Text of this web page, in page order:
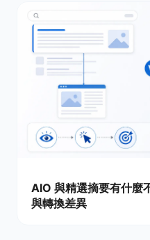
AIO 與精選摘要有什麼
與轉換差異